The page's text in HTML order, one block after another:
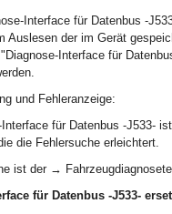
Interface für Datenbus -
Auslesen der im Gerät
Interface für
und Fehleranzeige:
Interface für Datenbus -J533-
die Fehlersuche erleichtert.
ist der →
für Datenbus -J533-